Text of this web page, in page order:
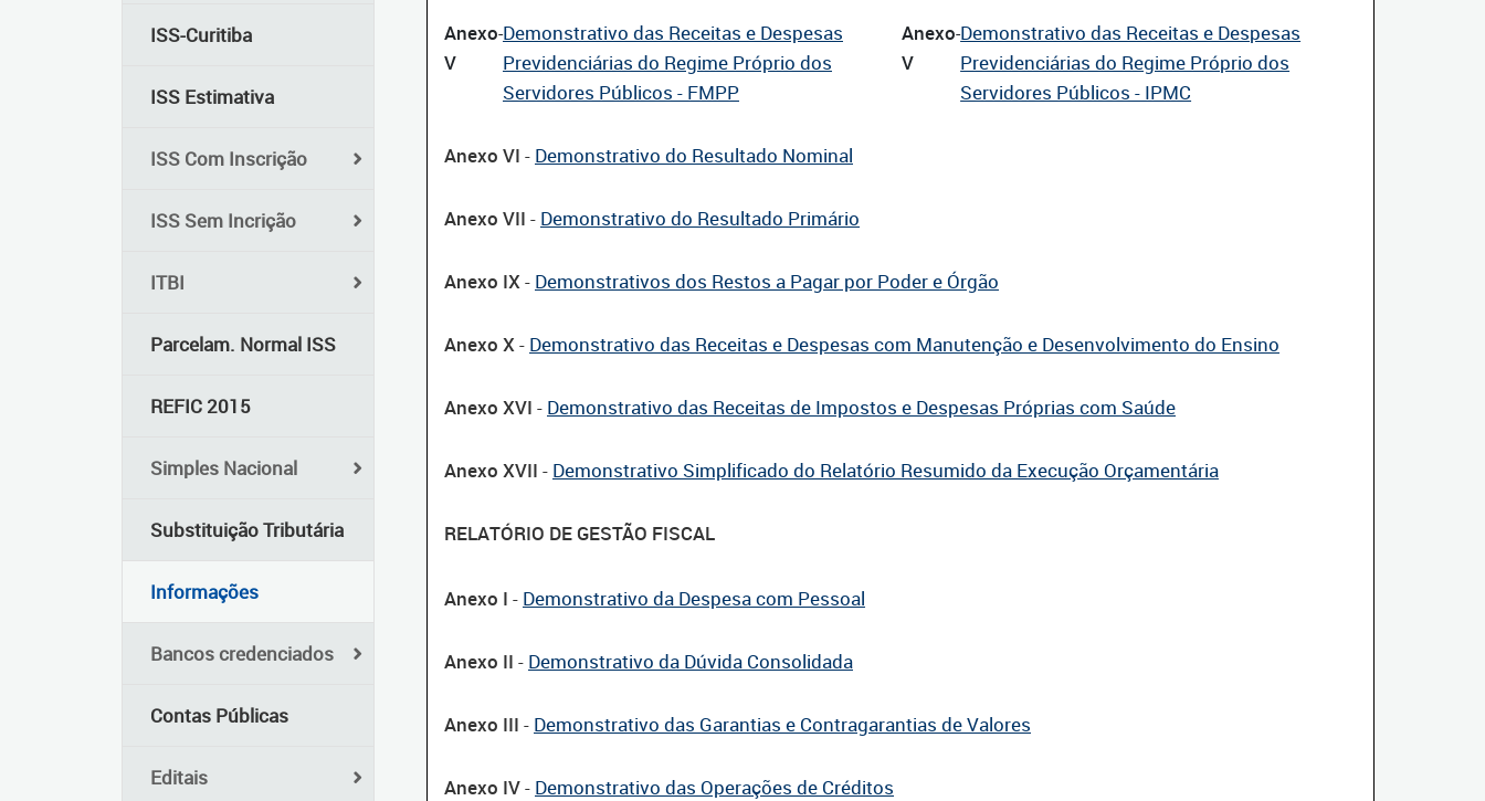
ISS-Curitiba
ISS Estimativa
ISS Com Inscrição
ISS Sem Incrição
ITBI
Parcelam. Normal ISS
REFIC 2015
Simples Nacional
Substituição Tributária
Informações
Bancos credenciados
Contas Públicas
Editais
Anexo
V
-Demonstrativo das Receitas e Despesas
Previdenciárias do Regime Próprio dos
Servidores Públicos - FMPP
Anexo
V
-Demonstrativo das Receitas e Despesas
Previdenciárias do Regime Próprio dos
Servidores Públicos - IPMC
Anexo VI - Demonstrativo do Resultado Nominal
Anexo VII - Demonstrativo do Resultado Primário
Anexo IX - Demonstrativos dos Restos a Pagar por Poder e Órgão
Anexo X - Demonstrativo das Receitas e Despesas com Manutenção e Desenvolvimento do Ensino
Anexo XVI - Demonstrativo das Receitas de Impostos e Despesas Próprias com Saúde
Anexo XVII - Demonstrativo Simplificado do Relatório Resumido da Execução Orçamentária
RELATÓRIO DE GESTÃO FISCAL
Anexo I - Demonstrativo da Despesa com Pessoal
Anexo II - Demonstrativo da Dúvida Consolidada
Anexo III - Demonstrativo das Garantias e Contragarantias de Valores
Anexo IV- Demonstrativo das Operações de Créditos